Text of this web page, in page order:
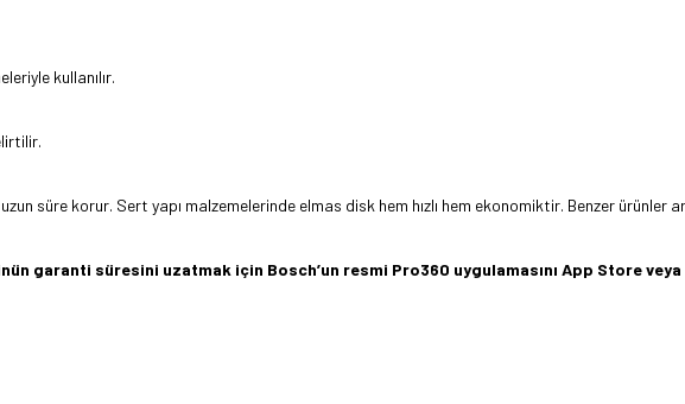
kullanılır.
süre korur. Sert yapı malzemelerinde elmas disk hem hızlı hem ekonomiktir. Benzer ürünler
garanti süresini uzatmak için Bosch’un resmi Pro360 uygulamasını App Store